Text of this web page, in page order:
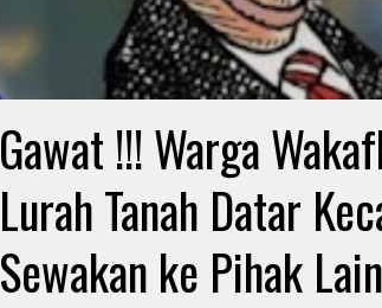
Gawat !!! Warga
Lurah Tanah Datar
Sewakan ke Pihak Lain